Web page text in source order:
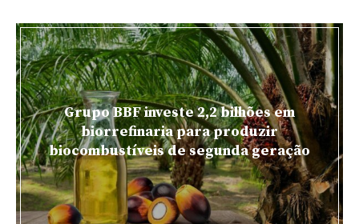
Grupo BBF investe 2,2 bilhões em
biorrefinaria para produzir
biocombustíveis de segunda geração